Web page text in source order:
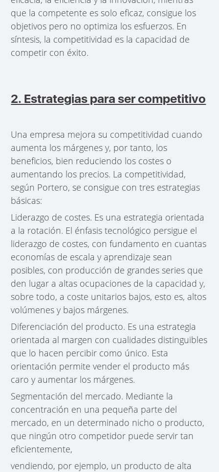
que la competente es solo eficaz, consigue los
objetivos pero no optimiza los esfuerzos. En
síntesis, la competitividad es la capacidad de
competir con éxito.
2. Estrategias para ser competitivo
Una empresa mejora su competitividad cuando
aumenta los márgenes y, por tanto, los
beneficios, bien reduciendo los costes o
aumentando los precios. La competitividad,
según Portero, se consigue con tres estrategias
básicas:
Liderazgo de costes. Es una estrategia orientada
a la rotación. El énfasis tecnológico persigue el
liderazgo de costes, con fundamento en cuantas
economías de escala y aprendizaje sean
posibles, con producción de grandes series que
den lugar a altas ocupaciones de la capacidad y,
sobre todo, a coste unitarios bajos, esto es, altos
volúmenes y bajos márgenes.
Diferenciación del producto. Es una estrategia
orientada al margen con cualidades distinguibles
que lo hacen percibir como único. Esta
orientación permite vender el producto más
caro y aumentar los márgenes.
Segmentación del mercado. Mediante la
concentración en una pequeña parte del
mercado, en un determinado nicho o producto,
que ningún otro competidor puede servir tan
eficientemente,
vendiendo, por ejemplo, un producto de alta